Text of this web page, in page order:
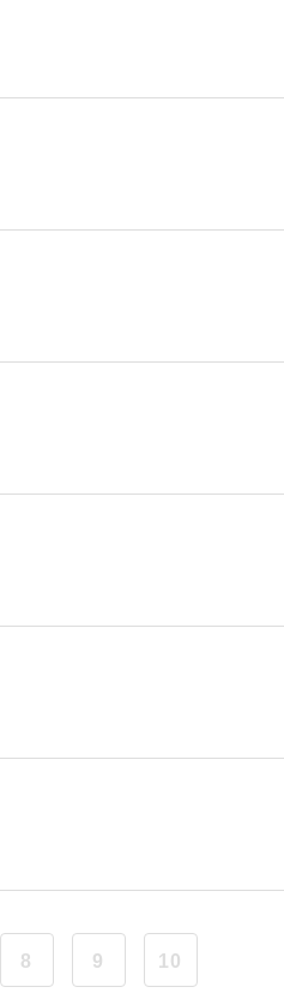
8 9 10